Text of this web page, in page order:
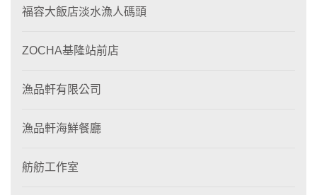
福容大飯店淡水漁人碼頭
ZOCHA基隆站前店
漁品軒有限公司
漁品軒海鮮餐廳
舫舫工作室